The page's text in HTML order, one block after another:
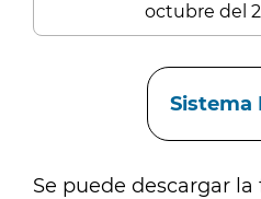
octubre del
Sistema
Se puede descargar